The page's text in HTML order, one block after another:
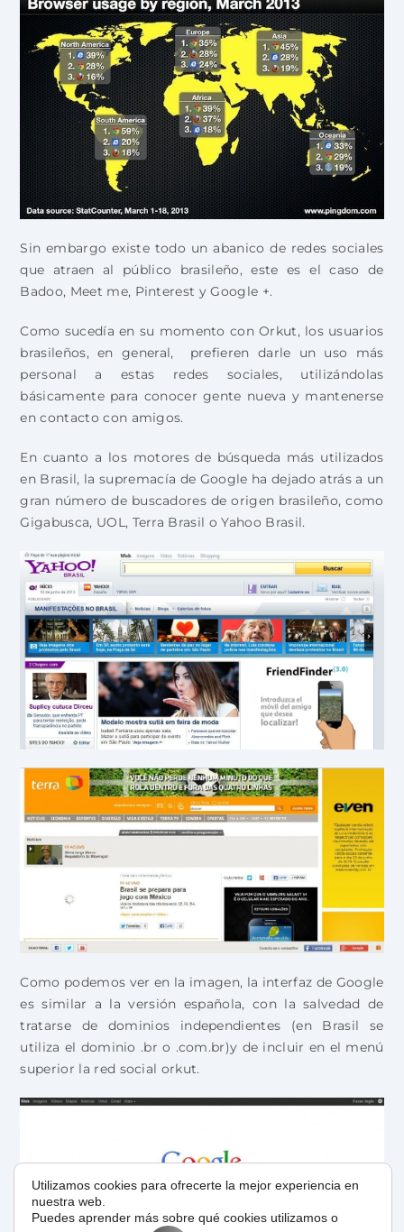
Sin embargo existe todo un abanico de redes sociales
que atraen al público brasileño, este es el caso de
Badoo, Meet me, Pinterest y Google +.
Como sucedía en su momento con Orkut, los usuarios
brasileños, en general, prefieren darle un uso más
personal a estas redes sociales, utilizándolas
básicamente para conocer gente nueva y mantenerse
en contacto con amigos.
En cuanto a los motores de búsqueda más utilizados
en Brasil, la supremacía de Google ha dejado atrás a un
gran número de buscadores de origen brasileño, como
Gigabusca, UOL, Terra Brasil o Yahoo Brasil.
Como podemos ver en la imagen, la interfaz de Google
es similar a la versión española, con la salvedad de
tratarse de dominios independientes (en Brasil se
utiliza el dominio .br o .com.br)y de incluir en el menú
superior la red social orkut.
Utilizamos cookies para ofrecerte la mejor experiencia en
nuestra web.
Puedes aprender más sobre qué cookies utilizamos o